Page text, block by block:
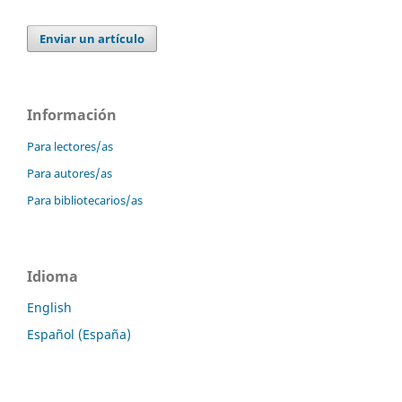
Enviar un artículo
Información
Para lectores/as
Para autores/as
Para bibliotecarios/as
Idioma
English
Español (España)